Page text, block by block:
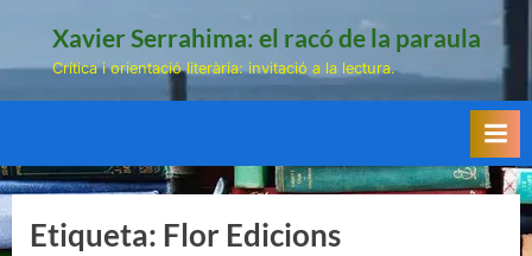
Xavier Serrahima: el racó de la paraula
Crítica i orientació literària: invitació a la lectura.
Etiqueta: Flor Edicions